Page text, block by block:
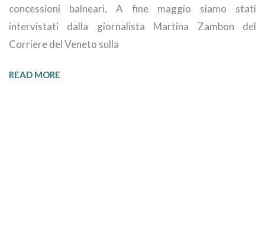
concessioni balneari. A fine maggio siamo stati
intervistati dalla giornalista Martina Zambon del
Corriere del Veneto sulla
READ MORE